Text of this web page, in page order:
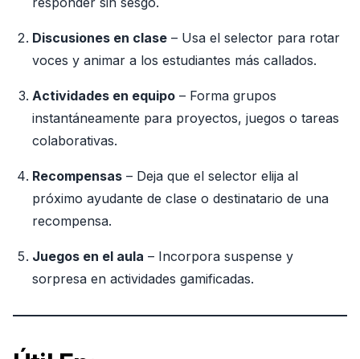
Discusiones en clase – Usa el selector para rotar
voces y animar a los estudiantes más callados.
Actividades en equipo – Forma grupos
instantáneamente para proyectos, juegos o tareas
colaborativas.
Recompensas – Deja que el selector elija al
próximo ayudante de clase o destinatario de una
recompensa.
Juegos en el aula – Incorpora suspense y
sorpresa en actividades gamificadas.